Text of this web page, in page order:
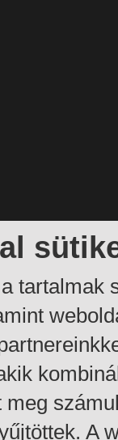
tartalmak
meg
A